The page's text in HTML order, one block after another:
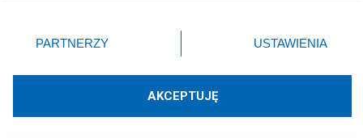
Technologię dostarcza:W3media.pl
zmienić/wycofać klikając przycisk ustawień prywatności
znajdujący się w lewym dolnym rogu strony
rodzaje przetwarzania danych nie wymagają zgody
użytkownika, ale masz prawo sprzeciwić się takiemu
PARTNERZY USTAWIENIA
AKCEPTUJĘ